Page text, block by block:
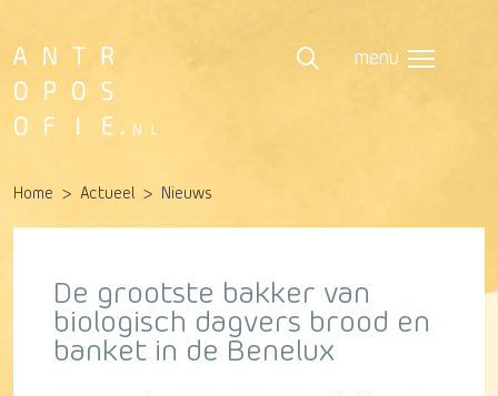
menu
Home Actueel Nieuws
De grootste bakker van
biologisch dagvers brood en
banket in de Benelux